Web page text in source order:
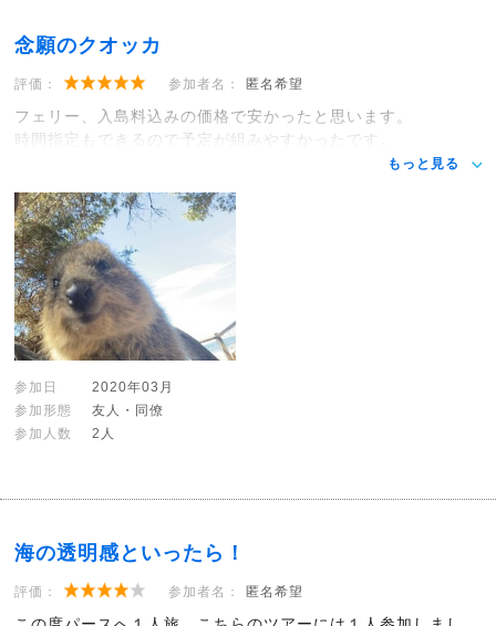
念願のクオッカ
評価： 参加者名： 匿名希望
フェリー、入島料込みの価格で安かったと思います。
時間指定もできるので予定が組みやすかったです。
もっと見る
参加日
2020年03月
参加形態
友人・同僚
参加人数
2人
海の透明感といったら！
評価： 参加者名： 匿名希望